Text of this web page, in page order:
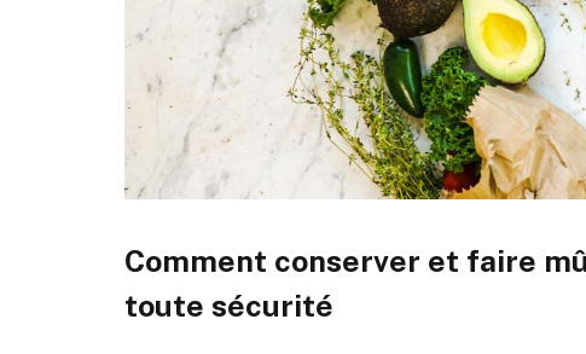
Comment conserver et faire
toute sécurité